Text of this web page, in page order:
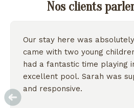
Nos clients
Our stay here was
came with two young
had a fantastic time playing
excellent pool. Sarah was
and responsive.